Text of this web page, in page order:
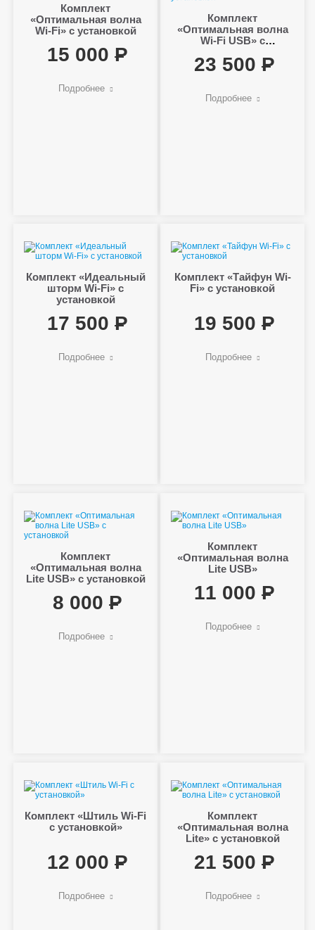
Комплект
«Оптимальная волна
Wi-Fi» с установкой
15 000
Подробнее
Комплект
«Оптимальная волна
Wi-Fi USB» с
23 500
Подробнее
Комплект «Идеальный
шторм Wi-Fi» с
установкой
17 500
Подробнее
Комплект «Тайфун Wi-
Fi» с установкой
19 500
Подробнее
Комплект
«Оптимальная волна
Lite USB» с установкой
8 000
Подробнее
Комплект
«Оптимальная волна
Lite USB»
11 000
Подробнее
Комплект «Штиль Wi-Fi
с установкой»
12 000
Подробнее
Комплект
«Оптимальная волна
Lite» с установкой
21 500
Подробнее